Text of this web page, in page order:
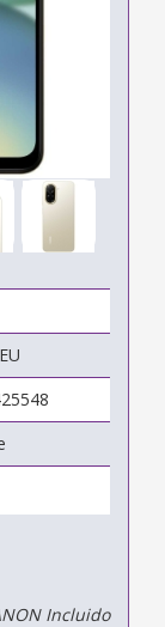
Incluido